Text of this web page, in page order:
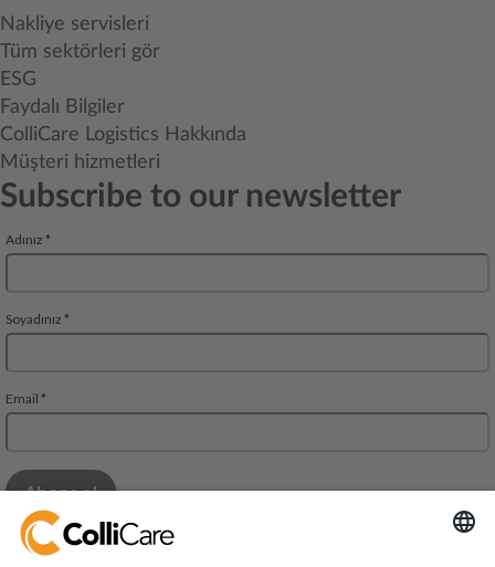
Nakliye servisleri
Tüm sektörleri gör
ESG
Faydalı Bilgiler
ColliCare Logistics Hakkında
Müşteri hizmetleri
Subscribe to our newsletter